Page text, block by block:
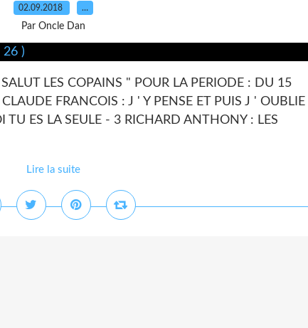
02.09.2018 …
Par Oncle Dan
LES COPAINS " POUR LA PERIODE : DU 15
FRANCOIS : J ' Y PENSE ET PUIS J ' OUBLIE
ES LA SEULE - 3 RICHARD ANTHONY : LES
Lire la suite